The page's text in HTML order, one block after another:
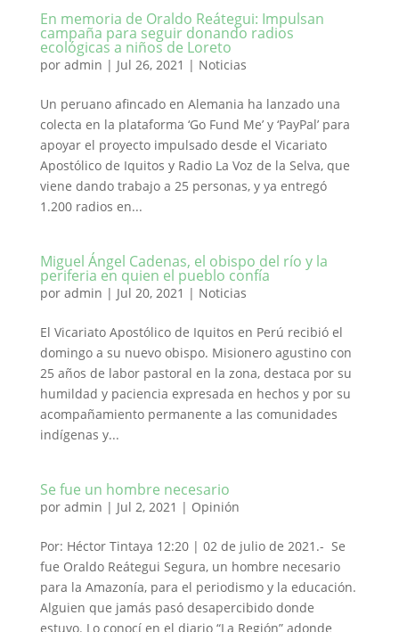
En memoria de Oraldo Reátegui: Impulsan
campaña para seguir donando radios
ecológicas a niños de Loreto
por admin | Jul 26, 2021 | Noticias
Un peruano afincado en Alemania ha lanzado una
colecta en la plataforma ‘Go Fund Me’ y ‘PayPal’ para
apoyar el proyecto impulsado desde el Vicariato
Apostólico de Iquitos y Radio La Voz de la Selva, que
viene dando trabajo a 25 personas, y ya entregó
1.200 radios en...
Miguel Ángel Cadenas, el obispo del río y la
periferia en quien el pueblo confía
por admin | Jul 20, 2021 | Noticias
El Vicariato Apostólico de Iquitos en Perú recibió el
domingo a su nuevo obispo. Misionero agustino con
25 años de labor pastoral en la zona, destaca por su
humildad y paciencia expresada en hechos y por su
acompañamiento permanente a las comunidades
indígenas y...
Se fue un hombre necesario
por admin | Jul 2, 2021 | Opinión
Por: Héctor Tintaya 12:20 | 02 de julio de 2021.- Se
fue Oraldo Reátegui Segura, un hombre necesario
para la Amazonía, para el periodismo y la educación.
Alguien que jamás pasó desapercibido donde
estuvo. Lo conocí en el diario “La Región” adonde